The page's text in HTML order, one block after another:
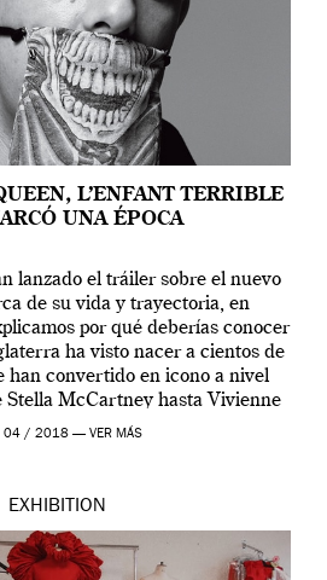
L’ENFANT TERRIBLE
UNA ÉPOCA
lanzado el tráiler sobre el nuevo
de su vida y trayectoria, en
por qué deberías conocer
ha visto nacer a cientos de
han convertido en icono a nivel
Stella McCartney hasta Vivienne
pasando […]
04 / 2018 — VER MÁS
EXHIBITION